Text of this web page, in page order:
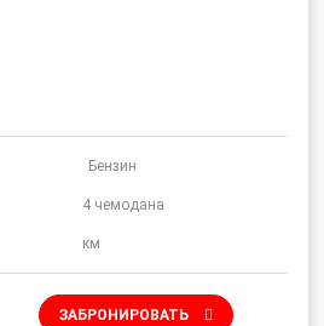
Бензин
4 чемодана
км
ЗАБРОНИРОВАТЬ